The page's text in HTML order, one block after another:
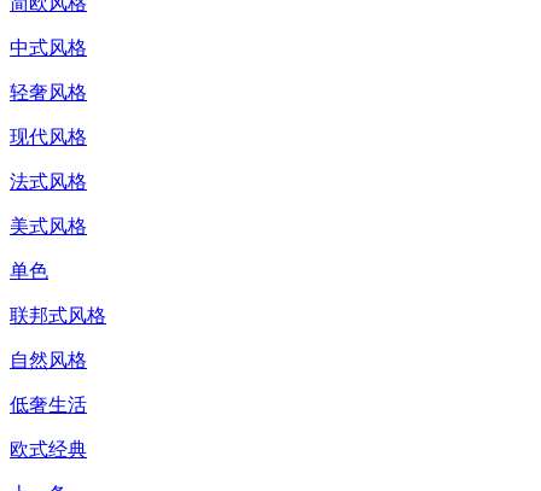
中式风格
轻奢风格
现代风格
法式风格
美式风格
单色
联邦式风格
自然风格
低奢生活
欧式经典